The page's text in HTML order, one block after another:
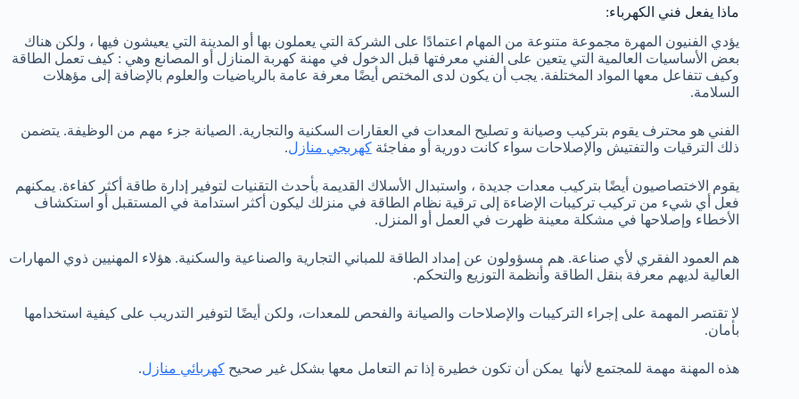
ماذا يفعل فني الكهرباء:
يؤدي الفنيون المهرة مجموعة متنوعة من المهام اعتمادًا على الشركة التي يعملون بها أو المدينة التي يعيشون فيها ، ولكن هناك
بعض الأساسيات العالمية التي يتعين على الفني معرفتها قبل الدخول في مهنة كهربة المنازل أو المصانع وهي : كيف تعمل الطاقة
وكيف تتفاعل معها المواد المختلفة. يجب أن يكون لدى المختص أيضًا معرفة عامة بالرياضيات والعلوم بالإضافة إلى مؤهلات
السلامة.
الفني هو محترف يقوم بتركيب وصيانة و تصليح المعدات في العقارات السكنية والتجارية. الصيانة جزء مهم من الوظيفة. يتضمن
ذلك الترقيات والتفتيش والإصلاحات سواء كانت دورية أو مفاجئةكهربجي منازل.
يقوم الاختصاصيون أيضًا بتركيب معدات جديدة ، واستبدال الأسلاك القديمة بأحدث التقنيات لتوفير إدارة طاقة أكثر كفاءة. يمكنهم
فعل أي شيء من تركيب تركيبات الإضاءة إلى ترقية نظام الطاقة في منزلك ليكون أكثر استدامة في المستقبل أو استكشاف
الأخطاء وإصلاحها في مشكلة معينة ظهرت في العمل أو المنزل.
هم العمود الفقري لأي صناعة. هم مسؤولون عن إمداد الطاقة للمباني التجارية والصناعية والسكنية. هؤلاء المهنيين ذوي المهارات
العالية لديهم معرفة بنقل الطاقة وأنظمة التوزيع والتحكم.
لا تقتصر المهمة على إجراء التركيبات والإصلاحات والصيانة والفحص للمعدات، ولكن أيضًا لتوفير التدريب على كيفية استخدامها
بأمان.
هذه المهنة مهمة للمجتمع لأنها يمكن أن تكون خطيرة إذا تم التعامل معها بشكل غير صحيحكهربائي منازل.